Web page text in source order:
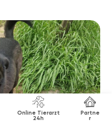
Online Tierarzt
24h
Partne
r